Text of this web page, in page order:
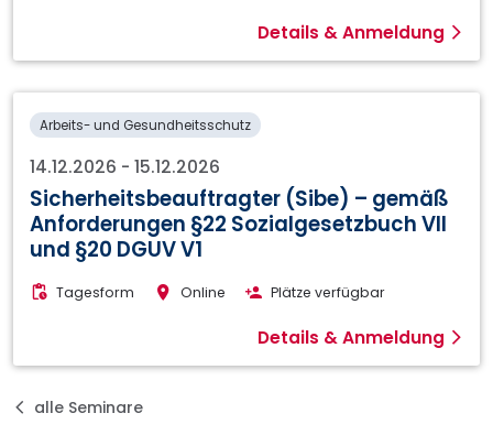
Details & Anmeldung
Arbeits- und Gesundheitsschutz
14.12.2026 -15.12.2026
Sicherheitsbeauftragter (Sibe) – gemäß
Anforderungen §22 Sozialgesetzbuch VII
und §20 DGUV V1
Tagesform Online Plätze verfügbar
Details & Anmeldung
alle Seminare